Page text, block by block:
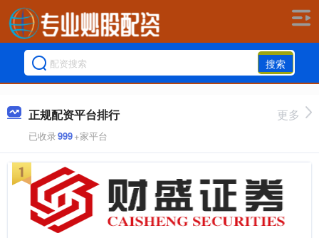
搜索
正规配资平台排行
已收录999+家平台
更多